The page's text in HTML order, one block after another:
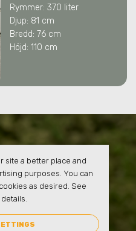
Rymmer: 370 liter
Djup: 81 cm
Bredd: 76 cm
Höjd: 110 cm
site a better place and
purposes. You can
as desired. See